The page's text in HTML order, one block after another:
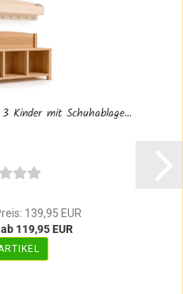
Kinder mit Schuhablage...
139,95 EUR
119,95 EUR